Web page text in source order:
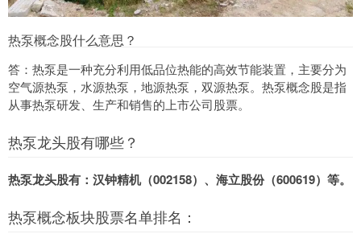
热泵概念股什么意思？
答：热泵是一种充分利用低品位热能的高效节能装置，主要分为
空气源热泵，水源热泵，地源热泵，双源热泵。热泵概念股是指
从事热泵研发、生产和销售的上市公司股票。
热泵龙头股有哪些？
热泵龙头股有：汉钟精机（002158）、海立股份（600619）等。
热泵概念板块股票名单排名：